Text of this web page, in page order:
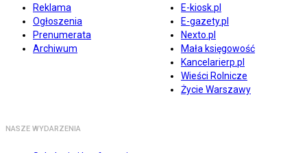
Reklama
Ogłoszenia
Prenumerata
Archiwum
E-kiosk.pl
E-gazety.pl
Nexto.pl
Mała księgowość
Kancelarierp.pl
Wieści Rolnicze
Życie Warszawy
NASZE WYDARZENIA